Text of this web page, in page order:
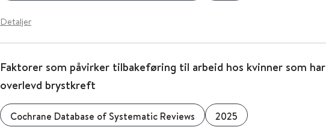
Detaljer
Faktorer som påvirker tilbakeføring til arbeid hos kvinner som har
overlevd brystkreft
Cochrane Database of Systematic Reviews 2025